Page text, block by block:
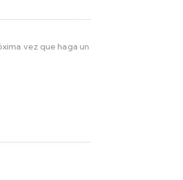
vez que haga un